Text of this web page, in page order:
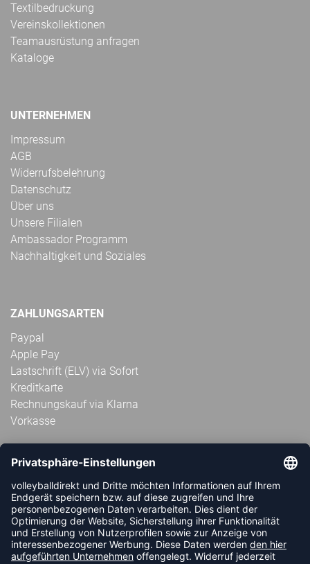
Textilbedruckung
Vereinskollektionen
Teamausrüstung anfragen
Kataloge
UNTERNEHMEN
Impressum
AGB
Widerrufsbelehrung
Datenschutz
Über uns
Unsere Filialen
Ambassador Programm
Nachhaltigkeit und Soziales
ZAHLUNGSARTEN
Paypal
Apple Pay
Lastschrift (ELV) via Sofort
Kreditkarte
Rechnungskauf via Klarna
Vorkasse
ABONNIERE JETZT DEN KOSTENLOSEN
VOLLEYBALLDIREKT-NEWSLETTER UND VERPASSE KEINE
NEUIGKEIT ODER AKTION MEHR.
JETZT ANMELDEN